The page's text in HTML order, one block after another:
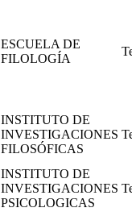
ESCUELA DE
FILOLOGÍA
INSTITUTO DE
INVESTIGACIONES
FILOSÓFICAS
INSTITUTO DE
INVESTIGACIONES
PSICOLOGICAS